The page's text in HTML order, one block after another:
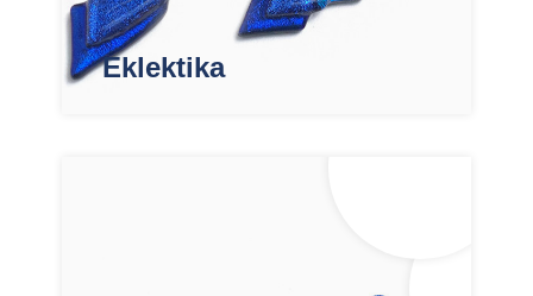
Eklektika